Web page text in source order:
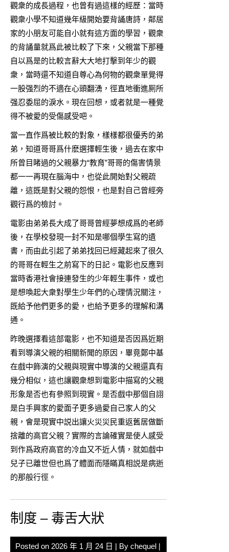
觀衆的成長過程，也曾有過這樣的經歷：當時
觀衆小學不知道幾年級開始要背誦唐詩，鄰居
家的小朋友可能自小就有這方面的學習，觀衆
的背誦量就爲此被比較了下來，父親當下那種
自以爲是的比較言辭大大地打擊到年少的觀
衆，當時還不知道自尊心為何物的觀衆單覺得
一股强烈的不適在心頭翻湧，徑直地衝進厠所
强忍委屈的淚水。現在回想，或者就是一種覺
得不被愛的受傷感受吧。
當一直作爲被比較的對象，樣樣都很優秀的弟
弟，知道哥哥爲什麽選擇輕生後，過去在家中
所曾目睹過的父親暴力“教育”哥哥的傷害情景
都一一再現在腦海中，也從此開始對父親疏
離，這既是對父親的怨恨，也是對自己曾經旁
觀行爲的檢討。
電影由弟弟長大成了哥哥曾經夢想成爲的老師
後，在學校發現一封不知是哪個學生寫的遺
書，而由此引起了弟弟找回已經藏起來了很久
的哥哥在輕生之前寫下的日記。電影也反應到
當時香港社會接連發生的少年輕生事件，或也
是想喚起大衆對學生少年們的心理情況關注，
既給予他們更多的愛，也給予更多的理解和溝
通。
昨晚選擇看這部電影，也不知道是否因爲近期
看到導演父親的相關新聞的原因，畢竟鄭中基
在戲中飾演的父親與現實中導演的父親還真有
幾分相似，這也讓觀衆想到電影中描寫的父親
形象是否也有參照到現實。是否戲中那個自詡
是白手興家的愛面子更多過愛自己家人的父
親，會是現實中説出讓火災災民重返舊居做斷
捨離的高官父親？實際的言論確實是使人感受
到作爲政府高官的冷血又不近人情，就如戲中
兒子已離世但也爲了體面而隱瞞真相説是病逝
的那般行徑。
制度 – 毒舌大狀
Posted on 2026 年 1 月 24 日 | By chequel |